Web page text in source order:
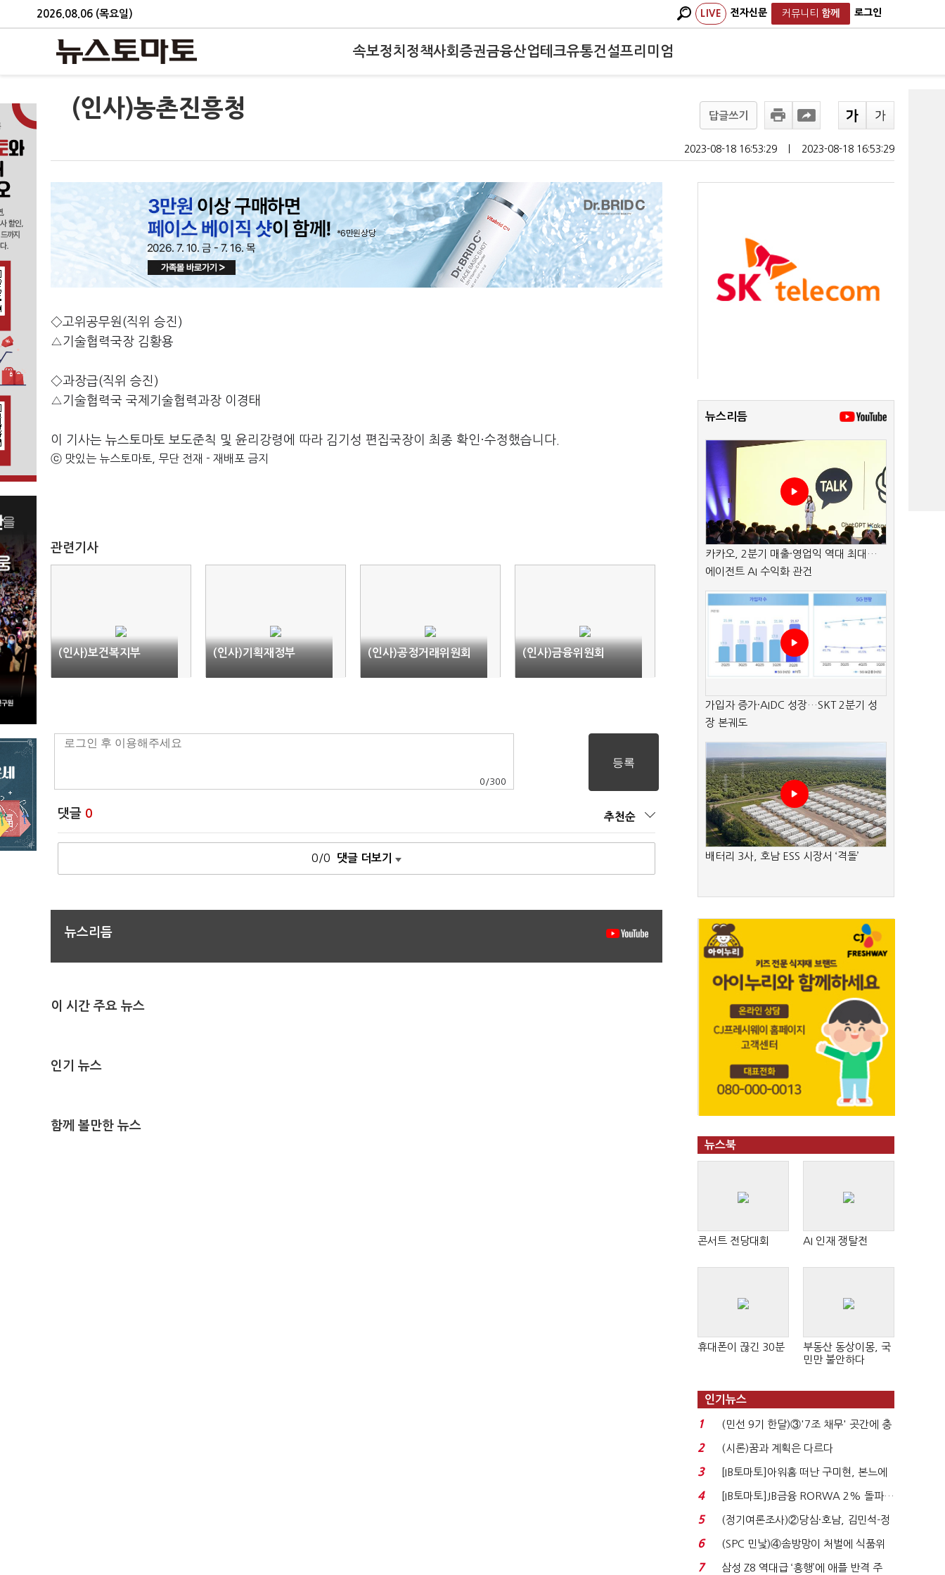
2026.08.06 (목요일) LIVE 전자신문 커뮤니티 함께 로그인
속보정치 정책사회 증권금융산업테크유통건설프리미엄
(인사)농촌진흥청 답글쓰기
2023-08-18 16:53:29 2023-08-18 16:53:29
◇고위공무원(직위 승진)
△기술협력국장 김황용
◇과장급(직위 승진)
△기술협력국 국제기술협력과장 이경태
이 기사는 뉴스토마토 보도준칙 및 윤리강령에 따라 김기성 편집국장이 최종 확인·수정했습니다.
ⓒ 맛있는 뉴스토마토, 무단 전재 - 재배포 금지
관련기사
(인사)보건복지부 (인사)기획재정부 (인사)공정거래위원회 (인사)금융위원회
0 /300
댓글 0 추천순
0/0 댓글 더보기
뉴스리듬
이 시간 주요 뉴스
인기 뉴스
함께 볼만한 뉴스
뉴스리듬
카카오, 2분기 매출·영업익 역대 최대…
에이전트 AI 수익화 관건
가입자 증가·AIDC 성장…SKT 2분기 성
장 본궤도
배터리 3사, 호남 ESS 시장서 ‘격돌’
뉴스북
콘서트 전당대회 AI 인재 쟁탈전
휴대폰이 끊긴 30분
부동산 동상이몽, 국
민만 불안하다
인기뉴스
1
(민선 9기 한달)③'7조 채무' 곳간에 충
격…추미애, 20년...
2 (시론)꿈과 계획은 다르다
3
[IB토마토]아워홈 떠난 구미현, 본느에
340억 베팅…가...
4
[IB토마토]JB금융 RORWA 2% 돌파…
실적 견인은 은행 ...
5
(정기여론조사)②당심·호남, 김민석-정
청래 '초접전'...
6
(SPC 민낯)④솜방망이 처벌에 식품위
생법 위반 반복...
7 삼성 Z8 역대급 ‘흥행’에 애플 반격 주